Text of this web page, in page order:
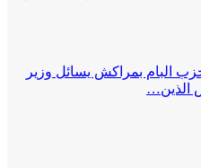
البام بمراكش يسائل وزير
الذين…